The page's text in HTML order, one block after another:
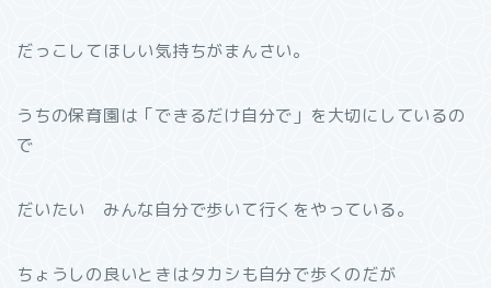
だっこしてほしい気持ちがまんさい。
うちの保育園は「できるだけ自分で」を大切にしているの
で
だいたい みんな自分で歩いて行くをやっている。
ちょうしの良いときはタカシも自分で歩くのだが